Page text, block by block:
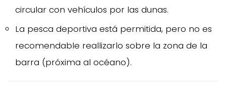
circular con vehículos por las dunas.
La pesca deportiva está permitida, pero no es
recomendable reallizarlo sobre la zona de la
barra (próxima al océano).